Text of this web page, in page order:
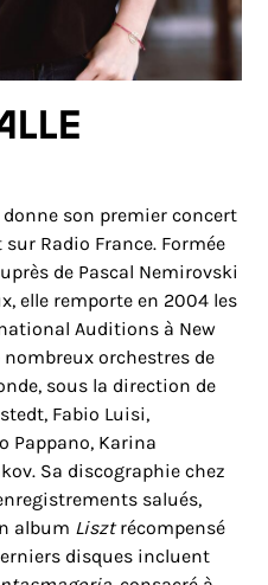
FR EN
donne son premier concert
Radio France. Formée
de Pascal Nemirovski
elle remporte en 2004 les
Auditions à New
nombreux orchestres de
sous la direction de
Fabio Luisi,
Pappano, Karina
Sa discographie chez
salués,
album Lisztrécompensé
disques incluent